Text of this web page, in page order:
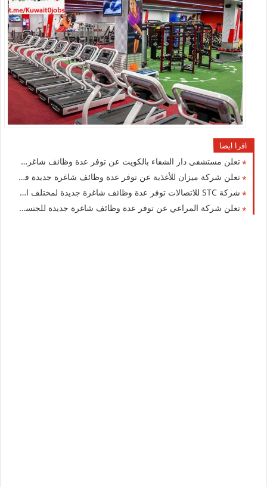
اقرا ايضا
تعلن مستشفى دار الشفاء بالكويت عن توفر عدة وظائف شاغرة لجميع الجنسيات
تعلن شركة ميزان للأغذية عن توفر عدة وظائف شاغرة جديدة في مختلف التخصصات في الكويت
شركة STC للاتصالات توفر عدة وظائف شاغرة جديدة لمختلف التخصصات لجميع الجنسيات في الكويت
تعلن شركة المراعي‏ عن توفر عدة وظائف شاغرة جديدة للجنسيين في الكويت لعام 2026